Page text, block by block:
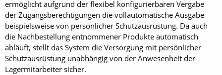
ermöglicht aufgrund der flexibel konfigurierbaren Vergabe
der Zugangsberechtigungen die vollautomatische Ausgabe
beispielsweise von persönlicher Schutzausrüstung. Da auch
die Nachbestellung entnommener Produkte automatisch
abläuft, stellt das System die Versorgung mit persönlicher
Schutzausrüstung unabhängig von der Anwesenheit der
Lagermitarbeiter sicher.